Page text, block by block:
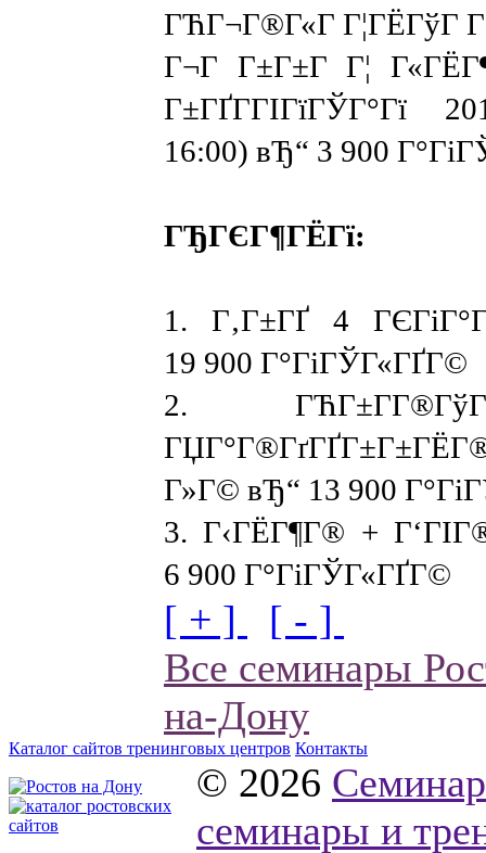
ГЋГ¬Г®Г«Г Г¦ГЁГўГ
Г¬Г Г±Г±Г Г¦
Г±ГҐГ­ГІГїГЎГ°Гї
16:00) вЂ“ 3 900
ГЂГЄГ¶ГЁГї:
1. Г‚Г±ГҐ 4
19 900 Г°ГіГЎГ«ГҐГ©
2.
Г»Г© вЂ“ 13 900
3. Г‹ГЁГ¶Г® +
6 900 Г°ГіГЎГ«ГҐГ©
[ + ]
[ - ]
Все семинары
на-Дону
Каталог сайтов тренинговых центров Контакты
© 2026
семинары и